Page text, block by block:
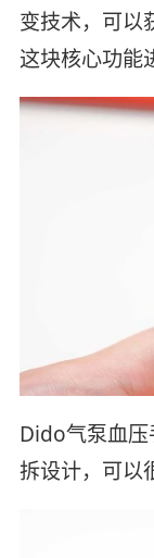
变技术，可以
这块核心功能
Dido气泵血压
拆设计，可以